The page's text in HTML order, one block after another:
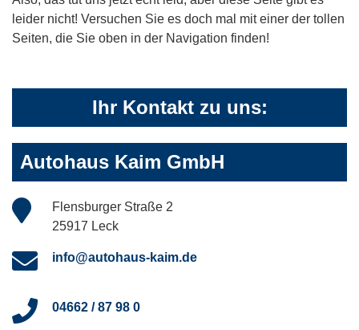
leider nicht! Versuchen Sie es doch mal mit einer der tollen
Seiten, die Sie oben in der Navigation finden!
Ihr Kontakt zu uns:
Autohaus Kaim GmbH
Flensburger Straße 2
25917 Leck
info@autohaus-kaim.de
04662 / 87 98 0